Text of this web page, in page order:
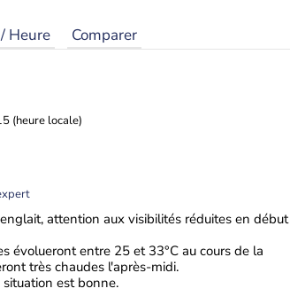
Heure Comparer
(heure locale)
attention aux visibilités réduites en début
évolueront entre 25 et 33°C au cours de la
très chaudes l'après-midi.
est bonne.